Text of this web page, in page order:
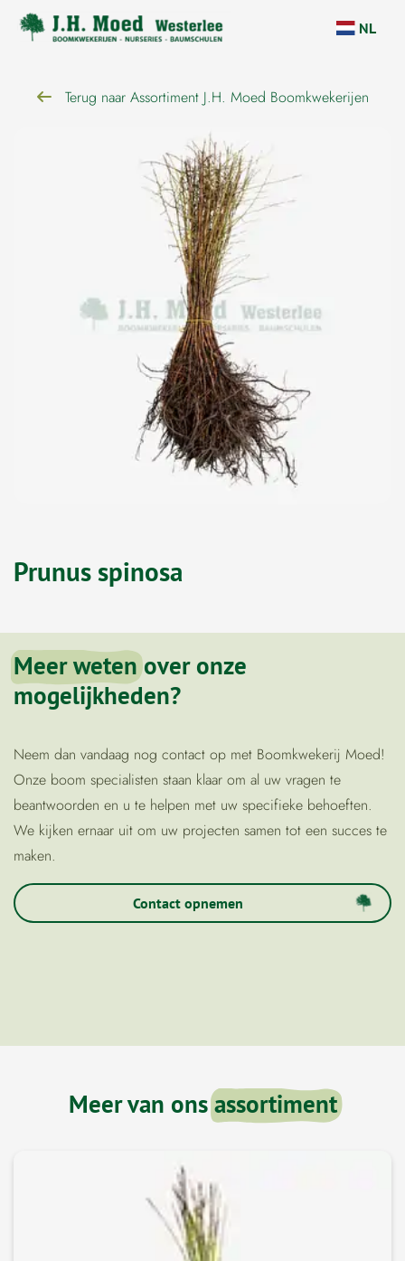
overslaan
NL
Terug naar Assortiment J.H. Moed Boomkwekerijen
Prunus spinosa
Meer wetenover onze
mogelijkheden?
Neem dan vandaag nog contact op met Boomkwekerij Moed!
Onze boom specialisten staan klaar om al uw vragen te
beantwoorden en u te helpen met uw specifieke behoeften.
We kijken ernaar uit om uw projecten samen tot een succes te
maken.
Contact opnemen
Meer van onsassortiment